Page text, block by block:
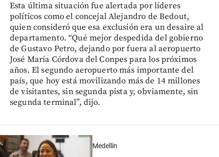
Esta última situación fue alertada por líderes
políticos como el concejal Alejandro de Bedout,
quien consideró que esa exclusión era un desaire al
departamento. “Qué mejor despedida del gobierno
de Gustavo Petro, dejando por fuera al aeropuerto
José María Córdova del Conpes para los próximos
años. El segundo aeropuerto más importante del
país, que hoy está movilizando más de 14 millones
de visitantes, sin segunda pista y, obviamente, sin
segunda terminal”, dijo.
Medellín